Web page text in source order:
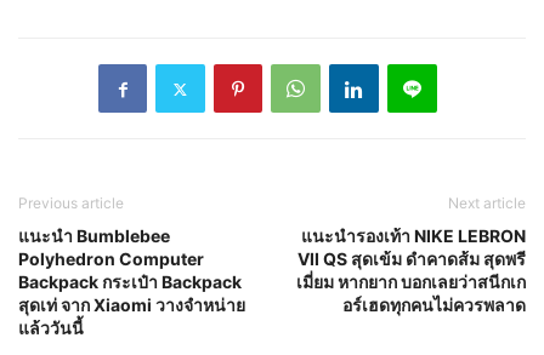
Previous article
แนะนำ Bumblebee
Polyhedron Computer
Backpack กระเป๋า Backpack
สุดเท่ จาก Xiaomi วางจำหน่าย
แล้ววันนี้
Next article
แนะนำรองเท้า NIKE LEBRON
VII QS สุดเข้ม ดำคาดส้ม สุดพรี
เมี่ยม หากยาก บอกเลยว่าสนีกเก
อร์เฮดทุกคนไม่ควรพลาด